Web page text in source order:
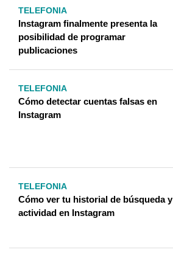
TELEFONIA
Instagram finalmente presenta la
posibilidad de programar
publicaciones
TELEFONIA
Cómo detectar cuentas falsas en
Instagram
TELEFONIA
Cómo ver tu historial de búsqueda y
actividad en Instagram